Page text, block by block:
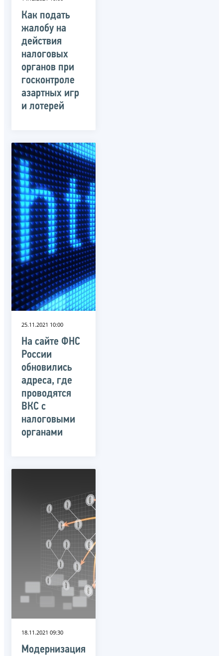
Как подать
жалобу на
действия
налоговых
органов при
госконтроле
азартных игр
и лотерей
25.11.2021 10:00
На сайте ФНС
России
обновились
адреса, где
проводятся
ВКС с
налоговыми
органами
18.11.2021 09:30
Модернизация